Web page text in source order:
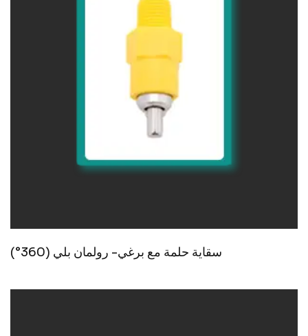
سقاية حلمة مع برغي- رولمان بلي (360°)